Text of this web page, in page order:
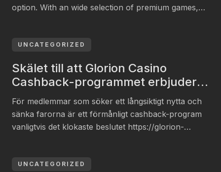
option. With an wide selection of premium games,
addition to robust security measures and
users receive both protection […]
UNCATEGORIZED
Skälet till att Glorion Casino
Cashback-programmet erbjuder
värde: Svensk matematisk
uppdelning
För medlemmar som söker ett långsiktigt nytta och
sänka farorna är ett förmånligt cashback-program
vanligtvis det klokaste beslutet https://glorion-
grundläggande funktion som skapats för att
UNCATEGORIZED